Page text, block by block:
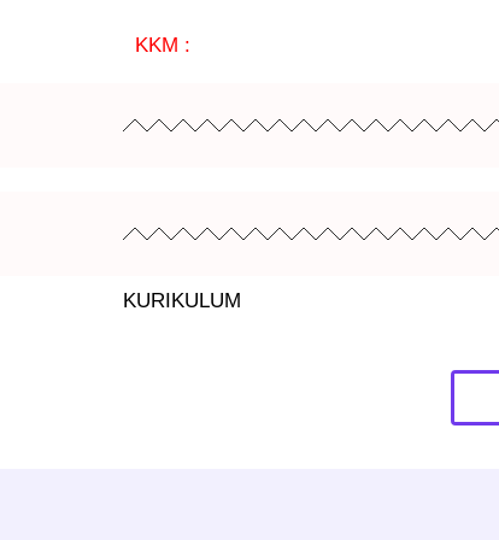
KKM :
KURIKULUM